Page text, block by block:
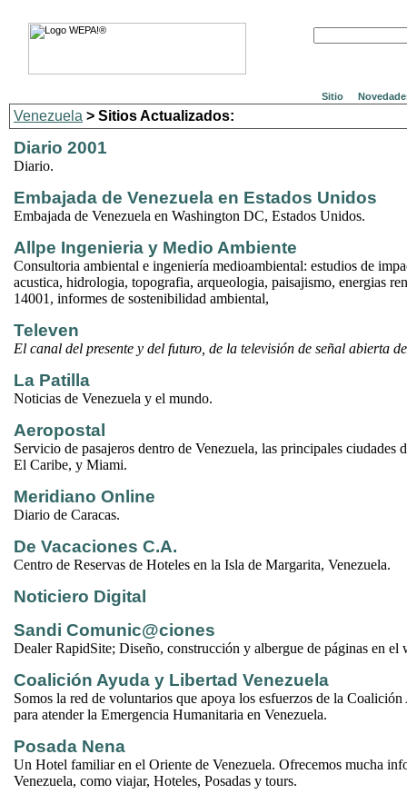
Sitio
Venezuela > Sitios Actualizados:
Diario 2001
Diario.
Embajada de Venezuela en Estados Unidos
Embajada de Venezuela en Washington DC, Estados Unidos.
Allpe Ingenieria y Medio Ambiente
Consultoria ambiental e ingeniería medioambiental: estudios de
acustica, hidrologia, topografia, arqueologia, paisajismo, energias
14001, informes de sostenibilidad ambiental,
Televen
El canal del presente y del futuro, de la televisión de señal abierta
La Patilla
Noticias de Venezuela y el mundo.
Aeropostal
Servicio de pasajeros dentro de Venezuela, las principales ciudades
El Caribe, y Miami.
Meridiano Online
Diario de Caracas.
De Vacaciones C.A.
Centro de Reservas de Hoteles en la Isla de Margarita, Venezuela.
Noticiero Digital
Sandi Comunic@ciones
Dealer RapidSite; Diseño, construcción y albergue de páginas en el
Coalición Ayuda y Libertad Venezuela
Somos la red de voluntarios que apoya los esfuerzos de la
para atender la Emergencia Humanitaria en Venezuela.
Posada Nena
Un Hotel familiar en el Oriente de Venezuela. Ofrecemos mucha
Venezuela, como viajar, Hoteles, Posadas y tours.